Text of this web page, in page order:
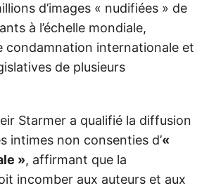
d’images « nudifiées » de
à l’échelle mondiale,
condamnation internationale et
de plusieurs
Starmer a qualifié la diffusion
intimes non consenties d’«
», affirmant que la
incomber aux auteurs et aux